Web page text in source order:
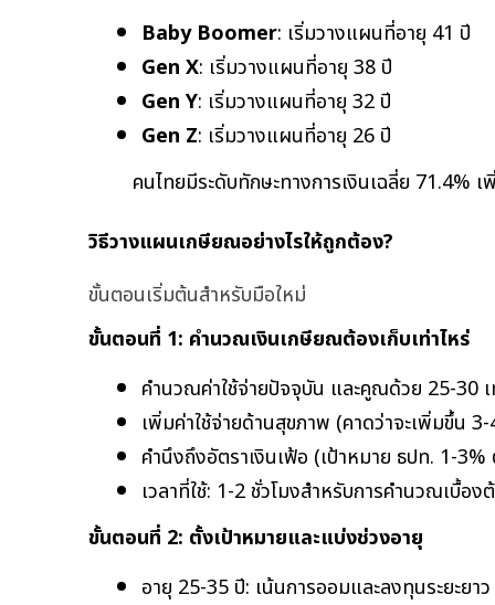
Baby Boomer: เริ่มวางแผนที่อายุ 41 ปี
Gen X: เริ่มวางแผนที่อายุ 38 ปี
Gen Y: เริ่มวางแผนที่อายุ 32 ปี
Gen Z: เริ่มวางแผนที่อายุ 26 ปี
คนไทยมีระดับทักษะทางการเงินเฉลี่ย 71.4%
วิธีวางแผนเกษียณอย่างไรให้ถูกต้อง?
ขั้นตอนเริ่มต้นสำหรับมือใหม่
ขั้นตอนที่ 1: คำนวณเงินเกษียณต้องเก็บเท่าไหร่
คำนวณค่าใช้จ่ายปัจจุบัน และคูณด้วย 25-30
เพิ่มค่าใช้จ่ายด้านสุขภาพ (คาดว่าจะเพิ่มขึ้น
คำนึงถึงอัตราเงินเฟ้อ (เป้าหมาย ธปท. 1-3%
เวลาที่ใช้: 1-2 ชั่วโมงสำหรับการคำนวณเบื้อง
ขั้นตอนที่ 2: ตั้งเป้าหมายและแบ่งช่วงอายุ
อายุ 25-35 ปี: เน้นการออมและลงทุนระยะยา